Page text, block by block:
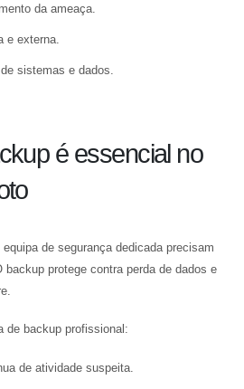
da ameaça.
e externa.
sistemas e dados.
é essencial no
de segurança dedicada precisam
protege contra perda de dados e
de backup profissional:
de atividade suspeita.